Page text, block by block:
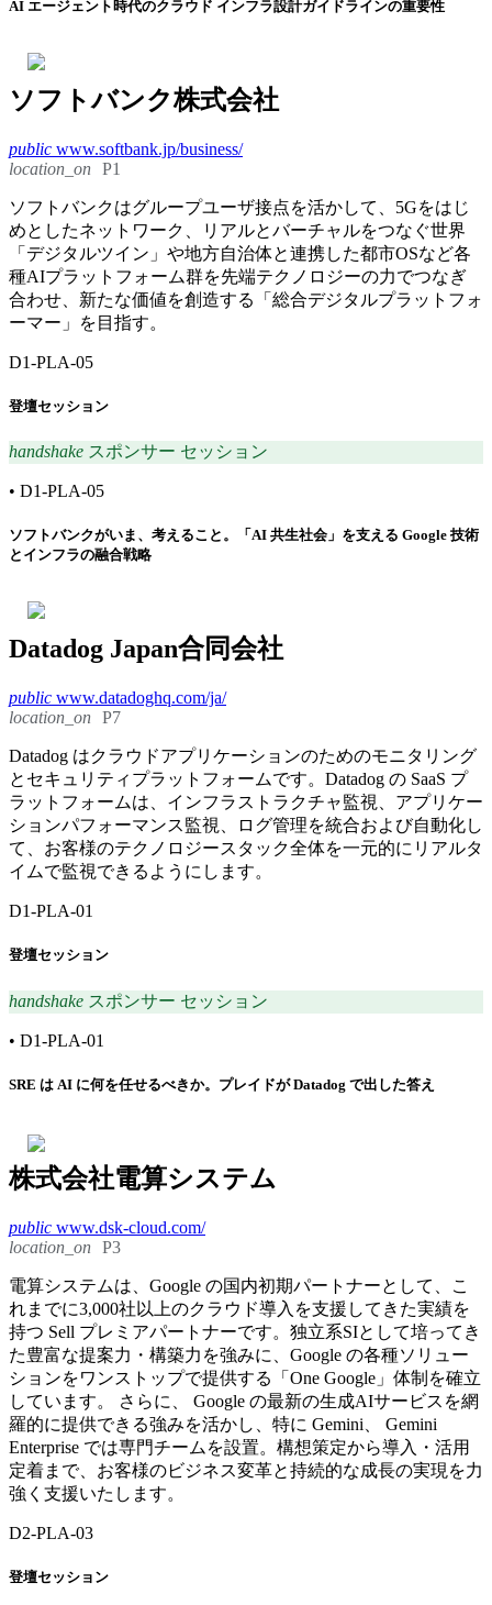
AI エージェント時代のクラウド インフラ設計ガイドラインの重要性
ソフトバンク株式会社
public www.softbank.jp/business/
location_on P1
ソフトバンクはグループユーザ接点を活かして、5Gをはじ
めとしたネットワーク、リアルとバーチャルをつなぐ世界
「デジタルツイン」や地方自治体と連携した都市OSなど各
種AIプラットフォーム群を先端テクノロジーの力でつなぎ
合わせ、新たな価値を創造する「総合デジタルプラットフォ
ーマー」を目指す。
D1-PLA-05
登壇セッション
handshake スポンサー セッション
• D1-PLA-05
ソフトバンクがいま、考えること。「AI 共生社会」を支える Google 技術
とインフラの融合戦略
Datadog Japan合同会社
public www.datadoghq.com/ja/
location_on P7
Datadog はクラウドアプリケーションのためのモニタリング
とセキュリティプラットフォームです。Datadog の SaaS プ
ラットフォームは、インフラストラクチャ監視、アプリケー
ションパフォーマンス監視、ログ管理を統合および自動化し
て、お客様のテクノロジースタック全体を一元的にリアルタ
イムで監視できるようにします。
D1-PLA-01
登壇セッション
handshake スポンサー セッション
• D1-PLA-01
SRE は AI に何を任せるべきか。プレイドが Datadog で出した答え
株式会社電算システム
public www.dsk-cloud.com/
location_on P3
電算システムは、Google の国内初期パートナーとして、こ
れまでに3,000社以上のクラウド導入を支援してきた実績を
持つ Sell プレミアパートナーです。独立系SIとして培ってき
た豊富な提案力・構築力を強みに、Google の各種ソリュー
ションをワンストップで提供する「One Google」体制を確立
しています。 さらに、 Google の最新の生成AIサービスを網
羅的に提供できる強みを活かし、特に Gemini、 Gemini
Enterprise では専門チームを設置。構想策定から導入・活用
定着まで、お客様のビジネス変革と持続的な成長の実現を力
強く支援いたします。
D2-PLA-03
登壇セッション